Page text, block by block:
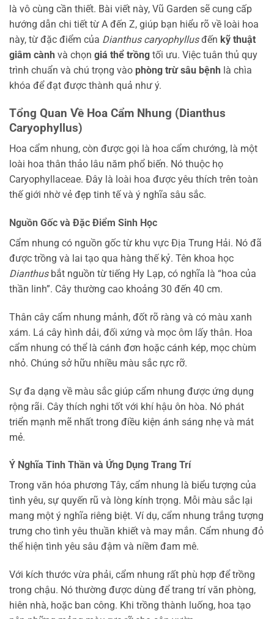
là vô cùng cần thiết. Bài viết này, Vũ Garden sẽ cung cấp
hướng dẫn chi tiết từ A đến Z, giúp bạn hiểu rõ về loài hoa
này, từ đặc điểm của Dianthus caryophyllusđến kỹ thuật
giâm cành và chọn giá thể trồng tối ưu. Việc tuân thủ quy
trình chuẩn và chú trọng vào phòng trừ sâu bệnh là chìa
khóa để đạt được thành quả như ý.
Tổng Quan Về Hoa Cẩm Nhung (Dianthus
Caryophyllus)
Hoa cẩm nhung, còn được gọi là hoa cẩm chướng, là một
loài hoa thân thảo lâu năm phổ biến. Nó thuộc họ
Caryophyllaceae. Đây là loài hoa được yêu thích trên toàn
thế giới nhờ vẻ đẹp tinh tế và ý nghĩa sâu sắc.
Nguồn Gốc và Đặc Điểm Sinh Học
Cẩm nhung có nguồn gốc từ khu vực Địa Trung Hải. Nó đã
được trồng và lai tạo qua hàng thế kỷ. Tên khoa học
Dianthusbắt nguồn từ tiếng Hy Lạp, có nghĩa là “hoa của
thần linh”. Cây thường cao khoảng 30 đến 40 cm.
Thân cây cẩm nhung mảnh, đốt rõ ràng và có màu xanh
xám. Lá cây hình dải, đối xứng và mọc ôm lấy thân. Hoa
cẩm nhung có thể là cánh đơn hoặc cánh kép, mọc chùm
nhỏ. Chúng sở hữu nhiều màu sắc rực rỡ.
Sự đa dạng về màu sắc giúp cẩm nhung được ứng dụng
rộng rãi. Cây thích nghi tốt với khí hậu ôn hòa. Nó phát
triển mạnh mẽ nhất trong điều kiện ánh sáng nhẹ và mát
mẻ.
Ý Nghĩa Tinh Thần và Ứng Dụng Trang Trí
Trong văn hóa phương Tây, cẩm nhung là biểu tượng của
tình yêu, sự quyến rũ và lòng kính trọng. Mỗi màu sắc lại
mang một ý nghĩa riêng biệt. Ví dụ, cẩm nhung trắng tượng
trưng cho tình yêu thuần khiết và may mắn. Cẩm nhung đỏ
thể hiện tình yêu sâu đậm và niềm đam mê.
Với kích thước vừa phải, cẩm nhung rất phù hợp để trồng
trong chậu. Nó thường được dùng để trang trí văn phòng,
hiên nhà, hoặc ban công. Khi trồng thành luống, hoa tạo